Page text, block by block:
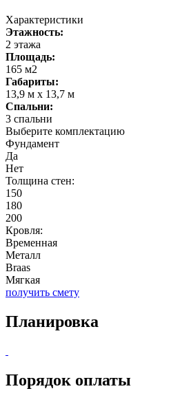
Характеристики
Этажность:
2 этажа
Площадь:
165 м2
Габариты:
13,9 м x 13,7 м
Спальни:
3 спальни
Выберите комплектацию
Фундамент
Да
Нет
Толщина стен:
150
180
200
Кровля:
Временная
Металл
Braas
Мягкая
получить смету
Планировка
Порядок оплаты